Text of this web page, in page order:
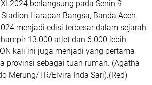
2024 berlangsung pada Senin 9
Harapan Bangsa, Banda Aceh.
menjadi edisi terbesar dalam sejarah
13.000 atlet dan 6.000 lebih
kali ini juga menjadi yang pertama
provinsi sebagai tuan rumah. (Agatha
Merung/TR/Elvira Inda Sari).(Red)